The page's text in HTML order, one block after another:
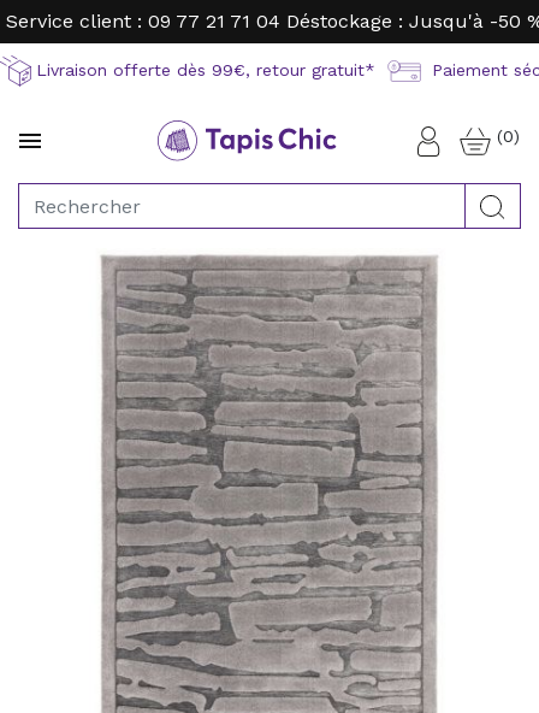
Service client : 09 77 21 71 04 Déstockage : Jusqu'à -50
Livraison offerte dès 99€, retour gratuit* Paiement
 Connexion
(0)